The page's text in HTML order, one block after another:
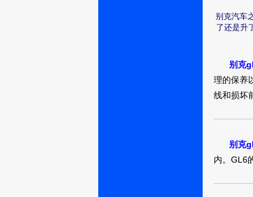
达州：
承德
别克汽车
了还是升
别克
理的保养
线和损坏
别克
内。GL6